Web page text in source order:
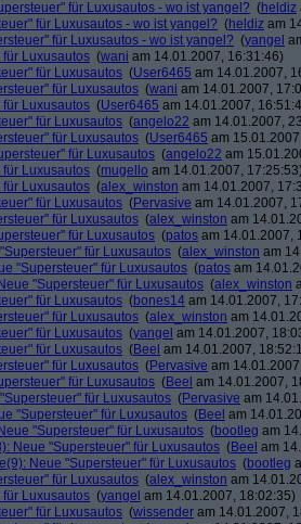
für Luxusautos - wo ist yangel? (heldiz
für Luxusautos - wo ist yangel? (heldiz am
für Luxusautos - wo ist yangel? (yangel
für Luxusautos (wani am 14.01.2007, 16:31:46)
für Luxusautos (User6465 am 14.01.2007,
für Luxusautos (wani am 14.01.2007,
für Luxusautos (User6465 am 14.01.2007,
für Luxusautos (angelo22 am 14.01.2007,
für Luxusautos (User6465 am
für Luxusautos (angelo22 am
für Luxusautos (mugello am 14.01.2007,
für Luxusautos (alex_winston am 14.01.2007,
für Luxusautos (Pervasive am 14.01.2007,
für Luxusautos (alex_winston am
für Luxusautos (patos am 14.01.2007,
für Luxusautos (alex_winston am
"Supersteuer" für Luxusautos (patos am
"Supersteuer" für Luxusautos (alex_winston
für Luxusautos (bones14 am 14.01.2007,
für Luxusautos (alex_winston am
für Luxusautos (yangel am 14.01.2007,
für Luxusautos (Beel am 14.01.2007,
für Luxusautos (Pervasive am
für Luxusautos (Beel am 14.01.2007,
für Luxusautos (Pervasive am
"Supersteuer" für Luxusautos (Beel am
"Supersteuer" für Luxusautos (bootleg am
Neue "Supersteuer" für Luxusautos (Beel am
Neue "Supersteuer" für Luxusautos (bootleg
für Luxusautos (alex_winston am
für Luxusautos (yangel am 14.01.2007, 18:02:35)
für Luxusautos (wissender am 14.01.2007,